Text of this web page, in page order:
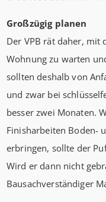
Großzügig planen
Der VPB rät daher, mit
Wohnung zu warten
sollten deshalb von
und zwar bei
besser zwei Monaten.
Finisharbeiten Boden-
erbringen, sollte der
Wird er dann nicht
Bausachverständiger